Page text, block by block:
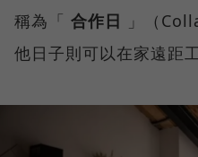
稱為「 合作日
」（
他日子則可以在家遠距工